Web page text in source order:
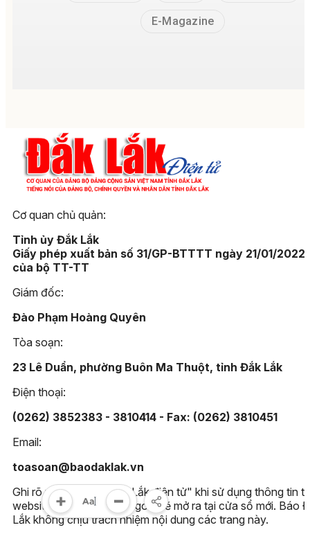
E-Magazine
Cơ quan chủ quản:
Tỉnh ủy Đắk Lắk
Giấy phép xuất bản số 31/GP-BTTTT ngày 21/01/2022
của bộ TT-TT
Giám đốc:
Đào Phạm Hoàng Quyên
Tòa soạn:
23 Lê Duẩn, phường Buôn Ma Thuột, tỉnh Đắk Lắk
Điện thoại:
(0262) 3852383 - 3810414 - Fax: (0262) 3810451
Email:
toasoan@baodaklak.vn
Ghi rõ nguồn "Báo Đắk Lắk điện tử" khi sử dụng thông tin
website này. Các trang ngoài sẽ mở ra tại cửa sổ mới. Báo
Lắk không chịu trách nhiệm nội dung các trang này.